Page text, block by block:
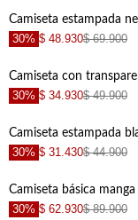
30% $ 48.930$ 69.900
30% $ 34.930$ 49.900
30% $ 31.430$ 44.900
30% $ 62.930$ 89.900